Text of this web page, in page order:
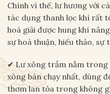
Chính vì thế, lư hương với
tác dụng thanh lọc khí rất
hoá giải được hung khí
sự hoà thuận, hiếu thảo,
✔ Lư xông trầm nằm trong
xông bán chạy nhất, dùng
thơm lan tỏa trong không